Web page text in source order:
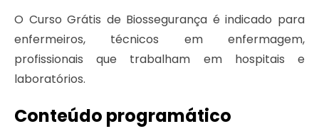
O Curso Grátis de Biossegurança é indicado para
enfermeiros, técnicos em enfermagem,
profissionais que trabalham em hospitais e
laboratórios.
Conteúdo programático